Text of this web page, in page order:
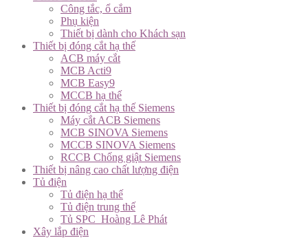
Công tắc, ổ cắm
Phụ kiện
Thiết bị dành cho Khách sạn
Thiết bị đóng cắt hạ thế
ACB máy cắt
MCB Acti9
MCB Easy9
MCCB hạ thế
Thiết bị đóng cắt hạ thế Siemens
Máy cắt ACB Siemens
MCB SINOVA Siemens
MCCB SINOVA Siemens
RCCB Chống giật Siemens
Thiết bị nâng cao chất lượng điện
Tủ điện
Tủ điện hạ thế
Tủ điện trung thế
Tủ SPC_Hoàng Lê Phát
Xây lắp điện